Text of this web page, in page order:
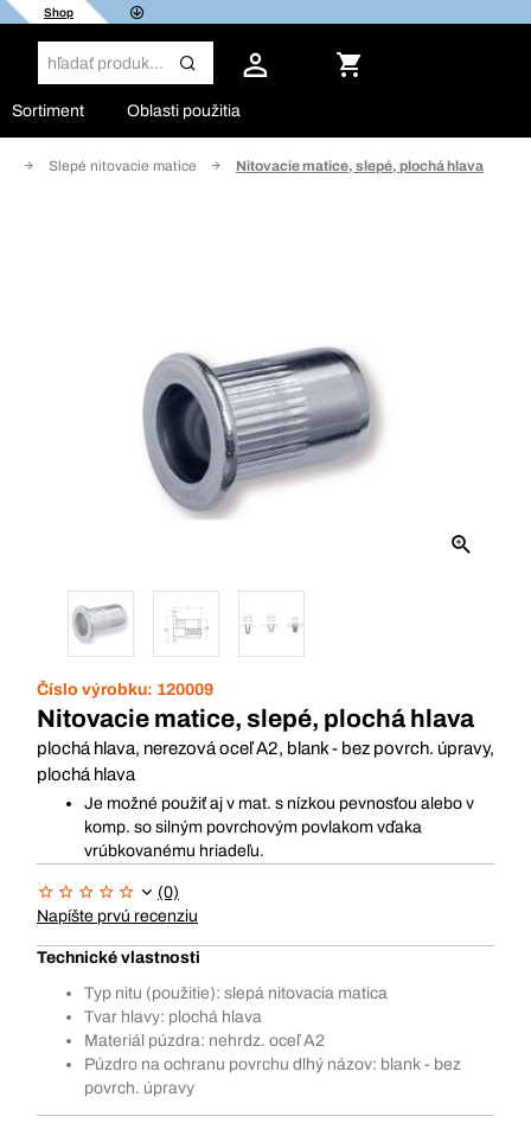
Shop
Sortiment Oblasti použitia
Slepé nitovacie matice Nitovacie matice, slepé, plochá hlava
Číslo výrobku: 120009
Nitovacie matice, slepé, plochá hlava
plochá hlava, nerezová oceľ A2, blank - bez povrch. úpravy,
plochá hlava
Je možné použiť aj v mat. s nízkou pevnosťou alebo v
komp. so silným povrchovým povlakom vďaka
vrúbkovanému hriadeľu.
(0)
Napíšte prvú recenziu
Technické vlastnosti
Typ nitu (použitie): slepá nitovacia matica
Tvar hlavy: plochá hlava
Materiál púzdra: nehrdz. oceľ A2
Púzdro na ochranu povrchu dlhý názov: blank - bez
povrch. úpravy